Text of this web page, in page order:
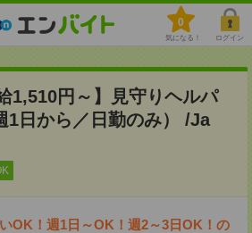
0
気になる！ ログイン
1,510円～】見守りヘルパ
1日から／日勤のみ） /Ja
OK！週1日～OK！週2～3日OK！の